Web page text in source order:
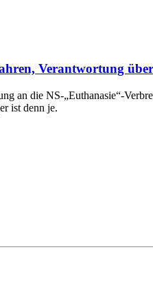
Verantwortung
an die NS-„Euthanasie“-
ist denn je.